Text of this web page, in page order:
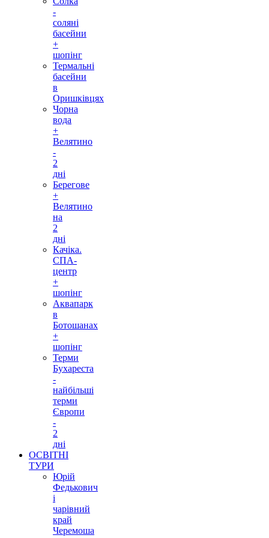
-
соляні
басейни
+
шопінг
Термальні
басейни
в
Оришківцях
Чорна
вода
+
Велятино
-
2
дні
Берегове
+
Велятино
на
2
дні
Качіка.
СПА-
центр
+
шопінг
Аквапарк
в
Ботошанах
+
шопінг
Терми
Бухареста
-
найбільші
терми
Європи
-
2
дні
ОСВІТНІ
ТУРИ
Юрій
Федькович
і
чарівний
край
Черемоша